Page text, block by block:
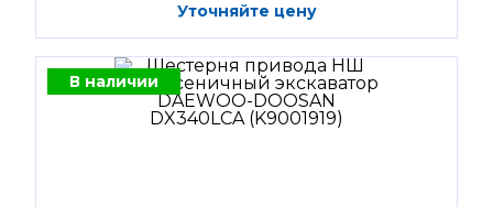
Уточняйте цену
В наличии